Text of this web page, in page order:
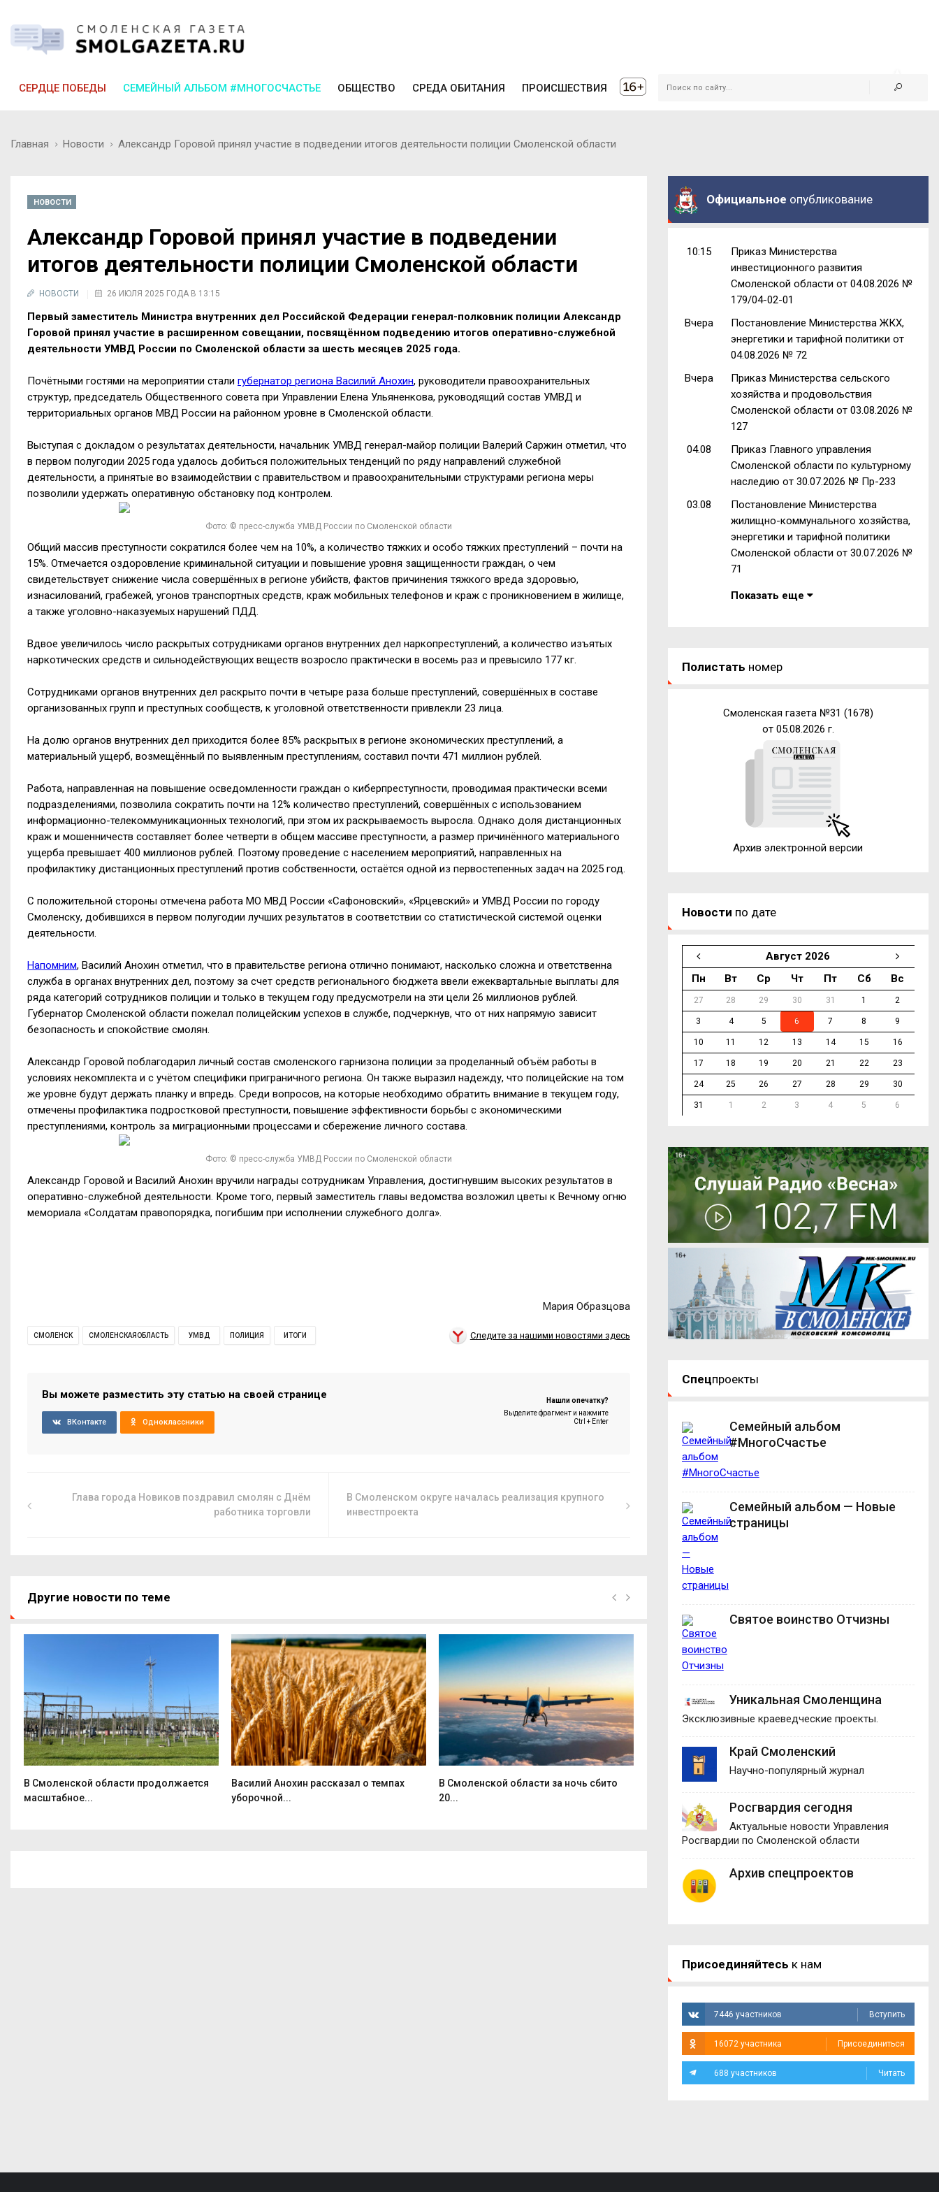
СЕРДЦЕ ПОБЕДЫ СЕМЕЙНЫЙ АЛЬБОМ #МНОГОСЧАСТЬЕ ОБЩЕСТВО СРЕДА ОБИТАНИЯ ПРОИСШЕСТВИЯ
Главная Новости Александр Горовой принял участие в подведении итогов деятельности полиции Смоленской области
НОВОСТИ
Александр Горовой принял участие в подведении
итогов деятельности полиции Смоленской области
НОВОСТИ 26 ИЮЛЯ 2025 ГОДА В 13:15
Первый заместитель Министра внутренних дел Российской Федерации генерал-полковник полиции Александр
Горовой принял участие в расширенном совещании, посвящённом подведению итогов оперативно-служебной
деятельности УМВД России по Смоленской области за шесть месяцев 2025 года.
Почётными гостями на мероприятии стали губернатор региона Василий Анохин, руководители правоохранительных
структур, председатель Общественного совета при Управлении Елена Ульяненкова, руководящий состав УМВД и
территориальных органов МВД России на районном уровне в Смоленской области.
Выступая с докладом о результатах деятельности, начальник УМВД генерал-майор полиции Валерий Саржин отметил, что
в первом полугодии 2025 года удалось добиться положительных тенденций по ряду направлений служебной
деятельности, а принятые во взаимодействии с правительством и правоохранительными структурами региона меры
позволили удержать оперативную обстановку под контролем.
Фото: © пресс-служба УМВД России по Смоленской области
Общий массив преступности сократился более чем на 10%, а количество тяжких и особо тяжких преступлений – почти на
15%. Отмечается оздоровление криминальной ситуации и повышение уровня защищенности граждан, о чем
свидетельствует снижение числа совершённых в регионе убийств, фактов причинения тяжкого вреда здоровью,
изнасилований, грабежей, угонов транспортных средств, краж мобильных телефонов и краж с проникновением в жилище,
а также уголовно-наказуемых нарушений ПДД.
Вдвое увеличилось число раскрытых сотрудниками органов внутренних дел наркопреступлений, а количество изъятых
наркотических средств и сильнодействующих веществ возросло практически в восемь раз и превысило 177 кг.
Сотрудниками органов внутренних дел раскрыто почти в четыре раза больше преступлений, совершённых в составе
организованных групп и преступных сообществ, к уголовной ответственности привлекли 23 лица.
На долю органов внутренних дел приходится более 85% раскрытых в регионе экономических преступлений, а
материальный ущерб, возмещённый по выявленным преступлениям, составил почти 471 миллион рублей.
Работа, направленная на повышение осведомленности граждан о киберпреступности, проводимая практически всеми
подразделениями, позволила сократить почти на 12% количество преступлений, совершённых с использованием
информационно-телекоммуникационных технологий, при этом их раскрываемость выросла. Однако доля дистанционных
краж и мошенничеств составляет более четверти в общем массиве преступности, а размер причинённого материального
ущерба превышает 400 миллионов рублей. Поэтому проведение с населением мероприятий, направленных на
профилактику дистанционных преступлений против собственности, остаётся одной из первостепенных задач на 2025 год.
С положительной стороны отмечена работа МО МВД России «Сафоновский», «Ярцевский» и УМВД России по городу
Смоленску, добившихся в первом полугодии лучших результатов в соответствии со статистической системой оценки
деятельности.
Напомним, Василий Анохин отметил, что в правительстве региона отлично понимают, насколько сложна и ответственна
служба в органах внутренних дел, поэтому за счет средств регионального бюджета ввели ежеквартальные выплаты для
ряда категорий сотрудников полиции и только в текущем году предусмотрели на эти цели 26 миллионов рублей.
Губернатор Смоленской области пожелал полицейским успехов в службе, подчеркнув, что от них напрямую зависит
безопасность и спокойствие смолян.
Александр Горовой поблагодарил личный состав смоленского гарнизона полиции за проделанный объём работы в
условиях некомплекта и с учётом специфики приграничного региона. Он также выразил надежду, что полицейские на том
же уровне будут держать планку и впредь. Среди вопросов, на которые необходимо обратить внимание в текущем году,
отмечены профилактика подростковой преступности, повышение эффективности борьбы с экономическими
преступлениями, контроль за миграционными процессами и сбережение личного состава.
Фото: © пресс-служба УМВД России по Смоленской области
Александр Горовой и Василий Анохин вручили награды сотрудникам Управления, достигнувшим высоких результатов в
оперативно-служебной деятельности. Кроме того, первый заместитель главы ведомства возложил цветы к Вечному огню
мемориала «Солдатам правопорядка, погибшим при исполнении служебного долга».
Мария Образцова
СМОЛЕНСК СМОЛЕНСКАЯОБЛАСТЬ УМВД ПОЛИЦИЯ ИТОГИ Следите за нашими новостями здесь
Вы можете разместить эту статью на своей странице
ВКонтакте Одноклассники
Нашли опечатку?
Выделите фрагмент и нажмите
Ctrl + Enter
Глава города Новиков поздравил смолян с Днём
работника торговли
В Смоленском округе началась реализация крупного
инвестпроекта
Другие новости по теме
В Смоленской области продолжается
масштабное...
Василий Анохин рассказал о темпах
уборочной...
В Смоленской области за ночь сбито
20...
В Смоленске изменилась схема
Официальное опубликование
10:15
Приказ Министерства
инвестиционного развития
Смоленской области от 04.08.2026 №
179/04-02-01
Вчера
Постановление Министерства ЖКХ,
энергетики и тарифной политики от
04.08.2026 № 72
Вчера
Приказ Министерства сельского
хозяйства и продовольствия
Смоленской области от 03.08.2026 №
127
04.08
Приказ Главного управления
Смоленской области по культурному
наследию от 30.07.2026 № Пр-233
03.08
Постановление Министерства
жилищно-коммунального хозяйства,
энергетики и тарифной политики
Смоленской области от 30.07.2026 №
71
Показать еще
Полистать номер
Смоленская газета №31 (1678)
от 05.08.2026 г.
Архив электронной версии
Новости по дате
Август 2026
Пн
Вт Ср Чт Пт Сб Вс
27 28 29 30 31 1 2
3 4 5 6 7 8 9
10 11 12 13 14 15 16
17 18 19 20 21 22 23
24 25 26 27 28 29 30
31 1 2 3 4 5 6
Спецпроекты
Семейный альбом
#МногоСчастье
Семейный альбом — Новые
страницы
Святое воинство Отчизны
Уникальная Смоленщина
Эксклюзивные краеведческие проекты.
Край Смоленский
Научно-популярный журнал
Росгвардия сегодня
Актуальные новости Управления
Росгвардии по Смоленской области
Архив спецпроектов
Присоединяйтесь к нам
7446 участников Вступить
16072 участника Присоединиться
688 участников Читать